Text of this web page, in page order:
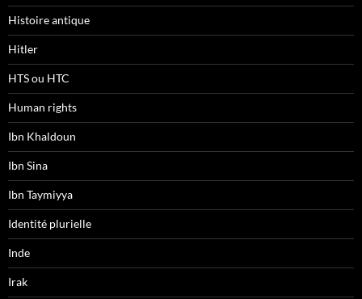
Histoire antique
Hitler
HTS ou HTC
Human rights
Ibn Khaldoun
Ibn Sina
Ibn Taymiyya
Identité plurielle
Inde
Irak